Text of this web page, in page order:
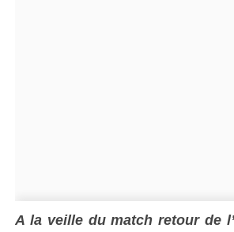
A la veille du match retour de